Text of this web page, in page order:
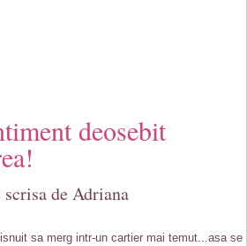
deosebit
scrisa de Adriana
sa merg intr-un cartier mai temut...asa se